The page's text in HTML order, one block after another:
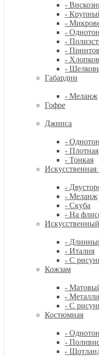
-
-
-
-
-
-
-
-
Габардин
- Меланж
Гофре
Джинса
-
- Плотная
- Тонкая
Искусственная
-
- Меланж
- Скуба
- На
-
- Италия
- С
Кожзам
-
-
- С
Костюмная
-
-
-